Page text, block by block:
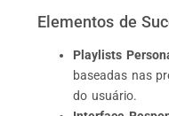
Elementos de
Playlists
baseadas nas
do usuário.